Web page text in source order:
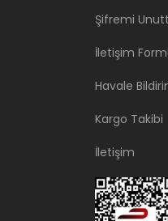
Şifremi
İletişim
Havale
Kargo Takibi
İletişim